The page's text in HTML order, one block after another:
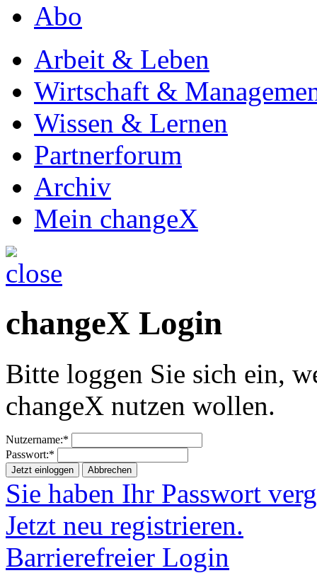
Abo
Arbeit & Leben
Wirtschaft &
Wissen & Lernen
Partnerforum
Archiv
Mein changeX
changeX Login
Bitte loggen Sie sich ein,
changeX nutzen wollen.
Nutzername:*
Passwort:*
Jetzt einloggen Abbrechen
Sie haben Ihr Passwort
Jetzt neu registrieren.
Barrierefreier Login